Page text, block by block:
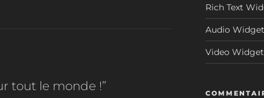
tout le monde !”
Rich Text
Audio Widget
Video Widget